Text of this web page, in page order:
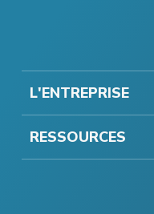
L'ENTREPRISE
RESSOURCES